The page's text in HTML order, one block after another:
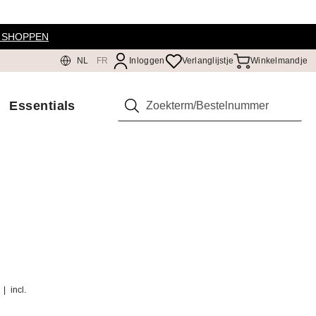
NL FR Inloggen Verlanglijstje Winkelmandje
Essentials Zoeken
incl.